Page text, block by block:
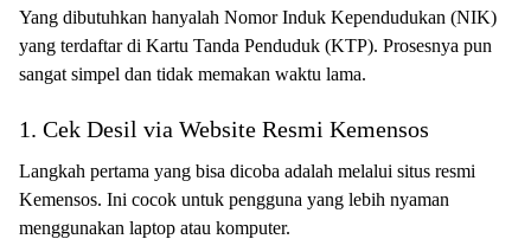
Yang dibutuhkan hanyalah Nomor Induk Kependudukan (NIK)
yang terdaftar di Kartu Tanda Penduduk (KTP). Prosesnya pun
sangat simpel dan tidak memakan waktu lama.
1. Cek Desil via Website Resmi Kemensos
Langkah pertama yang bisa dicoba adalah melalui situs resmi
Kemensos. Ini cocok untuk pengguna yang lebih nyaman
menggunakan laptop atau komputer.